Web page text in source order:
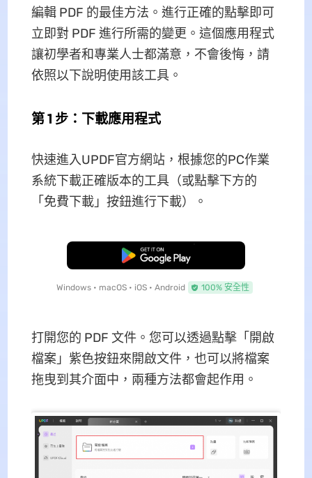
編輯 PDF 的最佳方法。進行正確的點擊即可
立即對 PDF 進行所需的變更。這個應用程式
讓初學者和專業人士都滿意，不會後悔，請
依照以下說明使用該工具。
第 1 步：下載應用程式
快速進入UPDF官方網站，根據您的PC作業
系統下載正確版本的工具（或點擊下方的
「免費下載」按鈕進行下載）。
免費下載
Windows • macOS • iOS • Android 100% 安全性
打開您的 PDF 文件。您可以透過點擊「開啟
檔案」紫色按鈕來開啟文件，也可以將檔案
拖曳到其介面中，兩種方法都會起作用。